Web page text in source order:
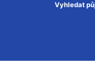
Vyhledat